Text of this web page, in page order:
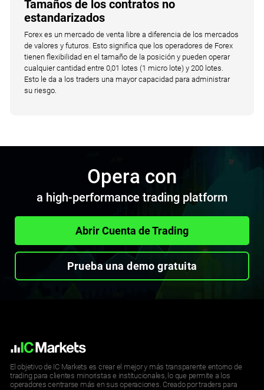
Tamaños de los contratos no
estandarizados
Forex es un mercado de venta libre a diferencia de los mercados
de valores y futuros. Esto significa que los operadores de Forex
tienen flexibilidad en el tamaño de la posición y pueden operar
cualquier cantidad entre 0,01 lotes (1 micro lote) y 200 lotes.
Esto le da a los traders una mayor capacidad para administrar
su riesgo.
Opera con
a high-performance trading platform
Abrir Cuenta de Trading
Prueba una demo gratuita
El objetivo de IC Markets es crear el mejor y más transparente entorno de
trading para clientes minoristas e institucionales, lo que permite a los
operadores centrarse más en sus operaciones. Creado por traders para